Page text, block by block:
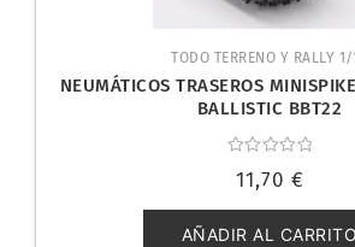
TODO TERRENO Y RALLY 1/
NEUMÁTICOS TRASEROS
BALLISTIC BBT22
con
de
5
11,70 €
AÑADIR AL CARRITO